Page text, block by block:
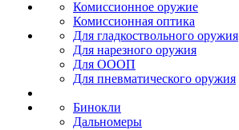
Комиссионное оружие
Комиссионная оптика
Для гладкоствольного оружия
Для нарезного оружия
Для ОООП
Для пневматического оружия
Бинокли
Дальномеры